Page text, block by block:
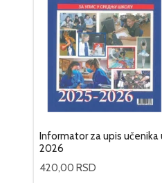
Informator za upis učenika
2026
420,00 RSD